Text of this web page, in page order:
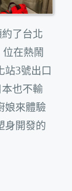
了台北
在熱鬧
站3號出口
也不輸
娘來體驗
身開發的